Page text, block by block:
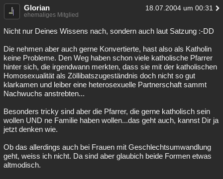
Glorian 18.07.2004 um 00:31
ehemaliges Mitglied
Nicht nur Deines Wissens nach, sondern auch laut Satzung :-DD
Die nehmen aber auch gerne Konvertierte, hast also als Katholin
keine Probleme. Den Weg haben schon viele katholische Pfarrer
hinter sich, die irgendwann merkten, dass sie mit der katholischen
Homosexualität als Zöllibatszugeständnis doch nicht so gut
klarkamen und leiber eine heterosexuelle Partnerschaft sammt
Nachwuchs anstrebten...
Besonders tricky sind aber die Pfarrer, die gerne katholisch sein
wollen UND ne Familie haben wollen...das geht auch, kannst Dir ja
jetzt denken wie.
Ob das allerdings auch bei Frauen mit Geschlechtsumwandlung
geht, weiss ich nicht. Da sind aber glaubich beide Formen etwas
altmodisch.